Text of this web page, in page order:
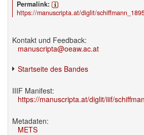
Permalink:
https://manuscripta.at/diglit/
Kontakt und Feedback:
manuscripta@oeaw.ac.at
Startseite des Bandes
IIIF Manifest:
https://manuscripta.at/diglit/iiif/
Metadaten:
METS